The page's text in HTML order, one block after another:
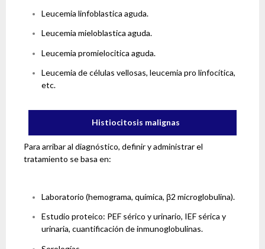
Leucemia linfoblastica aguda.
Leucemia mieloblastica aguda.
Leucemia promielocitica aguda.
Leucemia de células vellosas, leucemia pro linfocítica,
etc.
Histiocitosis malignas
Para arribar al diagnóstico, definir y administrar el
tratamiento se basa en:
Laboratorio (hemograma, química, β2 microglobulina).
Estudio proteico: PEF sérico y urinario, IEF sérica y
urinaria, cuantificación de inmunoglobulinas.